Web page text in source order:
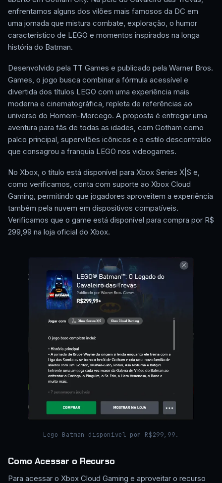
enfrentamos alguns dos vilões mais famosos da DC em
uma jornada que mistura combate, exploração, o humor
característico de LEGO e momentos inspirados na longa
história do Batman.
Desenvolvido pela TT Games e publicado pela Warner Bros.
Games, o jogo busca combinar a fórmula acessível e
divertida dos títulos LEGO com uma experiência mais
moderna e cinematográfica, repleta de referências ao
universo do Homem-Morcego. A proposta é entregar uma
aventura para fãs de todas as idades, com Gotham como
palco principal, supervilões icônicos e o estilo descontraído
que consagrou a franquia LEGO nos videogames.
No Xbox, o título está disponível para Xbox Series X|S e,
como verificamos, conta com suporte ao Xbox Cloud
Gaming, permitindo que jogadores aproveitem a experiência
também pela nuvem em dispositivos compatíveis.
Verificamos que o game está disponível para compra por R$
299,99 na loja oficial do Xbox.
Lego Batman disponível por R$299,99.
Como Acessar o Recurso
Para acessar o Xbox Cloud Gaming e aproveitar o recurso